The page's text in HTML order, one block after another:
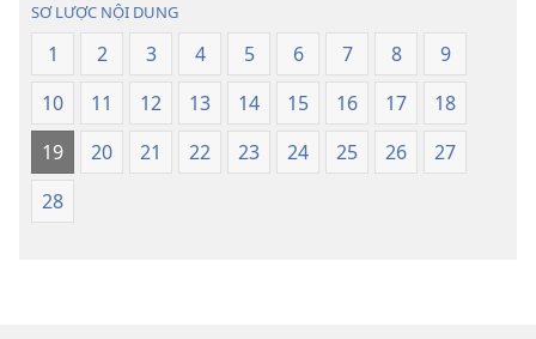
—
Bản
dịch
Thế
Giới
Mới
Bản
dịch
Thế
Giới
Mới
SƠ LƯỢC NỘI DUNG
1 2 3 4 5 6 7 8
9
10
11 12 13 14 15 16 17
18
19
20 21 22 23 24 25 26
27
28